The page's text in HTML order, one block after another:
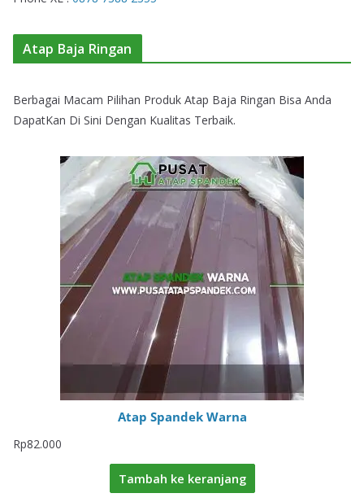
Atap Baja Ringan
Berbagai Macam Pilihan Produk Atap Baja Ringan Bisa Anda
DapatKan Di Sini Dengan Kualitas Terbaik.
Atap Spandek Warna
Rp82.000
Tambah ke keranjang